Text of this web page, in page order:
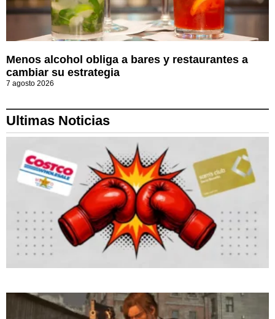
Menos alcohol obliga a bares y restaurantes a
cambiar su estrategia
7 agosto 2026
Ultimas Noticias